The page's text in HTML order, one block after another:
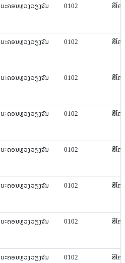
ນະຄອນຫຼວງ​ວຽງ​ຈັນ 0102 ສີ​ໂຄ
ນະຄອນຫຼວງ​ວຽງ​ຈັນ 0102 ສີ​ໂຄ
ນະຄອນຫຼວງ​ວຽງ​ຈັນ 0102 ສີ​ໂຄ
ນະຄອນຫຼວງ​ວຽງ​ຈັນ 0102 ສີ​ໂຄ
ນະຄອນຫຼວງ​ວຽງ​ຈັນ 0102 ສີ​ໂຄ
ນະຄອນຫຼວງ​ວຽງ​ຈັນ 0102 ສີ​ໂຄ
ນະຄອນຫຼວງ​ວຽງ​ຈັນ 0102 ສີ​ໂຄ
ນະຄອນຫຼວງ​ວຽງ​ຈັນ 0102 ສີ​ໂຄ